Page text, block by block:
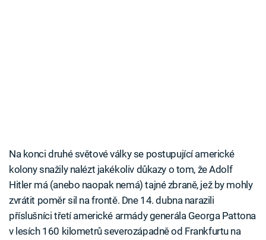
Na konci druhé světové války se postupující americké
kolony snažily nalézt jakékoliv důkazy o tom, že Adolf
Hitler má (anebo naopak nemá) tajné zbraně, jež by mohly
zvrátit poměr sil na frontě. Dne 14. dubna narazili
příslušníci třetí americké armády generála Georga Pattona
v lesích 160 kilometrů severozápadně od Frankfurtu na